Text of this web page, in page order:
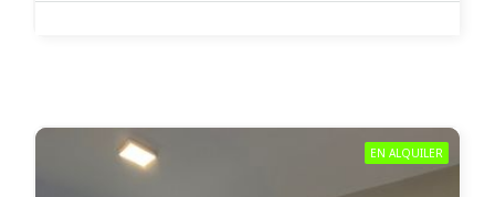
EN ALQUILER